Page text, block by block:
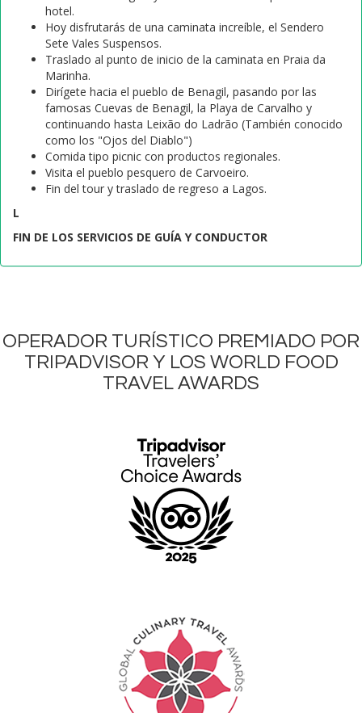
hotel.
Hoy disfrutarás de una caminata increíble, el Sendero
Sete Vales Suspensos.
Traslado al punto de inicio de la caminata en Praia da
Marinha.
Dirígete hacia el pueblo de Benagil, pasando por las
famosas Cuevas de Benagil, la Playa de Carvalho y
continuando hasta Leixão do Ladrão (También conocido
como los "Ojos del Diablo")
Comida tipo picnic con productos regionales.
Visita el pueblo pesquero de Carvoeiro.
Fin del tour y traslado de regreso a Lagos.
L
FIN DE LOS SERVICIOS DE GUÍA Y CONDUCTOR
OPERADOR TURÍSTICO PREMIADO POR
TRIPADVISOR Y LOS WORLD FOOD
TRAVEL AWARDS